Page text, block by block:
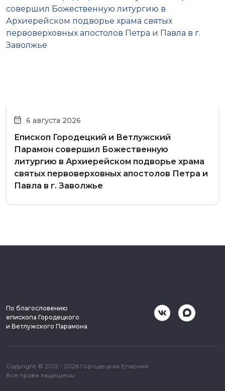
6 августа 2026
Епископ Городецкий и Ветлужский
Парамон совершил Божественную
литургию в Архиерейском подворье храма
святых первоверховных апостолов Петра и
Павла в г. Заволжье
По благословению
епископа Городецкого
и Ветлужского Парамона
Copyright © 2012 - 2026 Городецкая Епархия.
Все права защищены